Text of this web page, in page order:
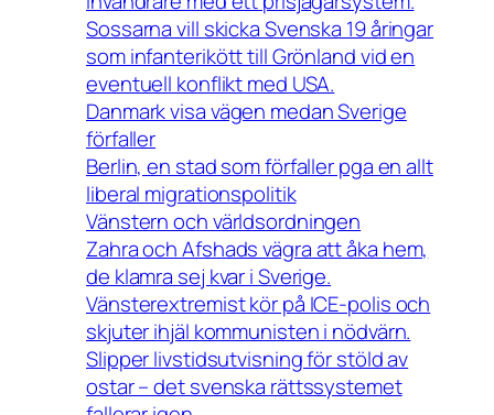
Sossarna vill skicka Svenska 19 åringar
som infanterikött till Grönland vid en
eventuell konflikt med USA.
Danmark visa vägen medan Sverige
förfaller
Berlin, en stad som förfaller pga en allt
liberal migrationspolitik
Vänstern och världsordningen
Zahra och Afshads vägra att åka hem,
de klamra sej kvar i Sverige.
Vänsterextremist kör på ICE-polis och
skjuter ihjäl kommunisten i nödvärn.
Slipper livstidsutvisning för stöld av
ostar – det svenska rättssystemet